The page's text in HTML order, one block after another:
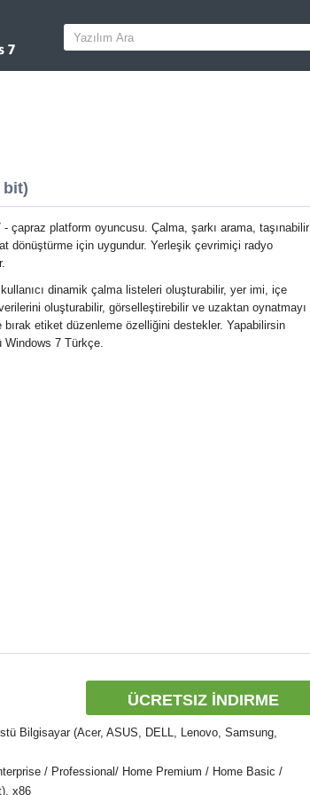
bit)
çapraz platform oyuncusu. Çalma, şarkı arama, taşınabilir
dönüştürme için uygundur. Yerleşik çevrimiçi radyo
kullanıcı dinamik çalma listeleri oluşturabilir, yer imi, içe
oluşturabilir, görselleştirebilir ve uzaktan oynatmayı
bırak etiket düzenleme özelliğini destekler. Yapabilirsin
Windows 7 Türkçe.
ÜCRETSIZ İNDIRME
Bilgisayar (Acer, ASUS, DELL, Lenovo, Samsung,
/ Professional/ Home Premium / Home Basic /
x86